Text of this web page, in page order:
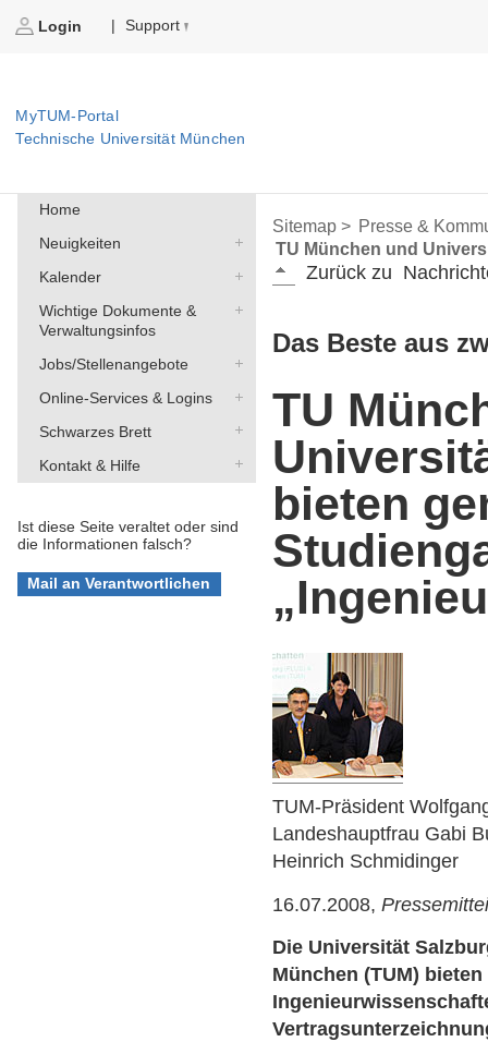
Login | Support
MyTUM-Portal
Technische Universität München
Home
Neuigkeiten
Kalender
Wichtige Dokumente &
Verwaltungsinfos
Jobs/Stellenangebote
Online-Services & Logins
Schwarzes Brett
Kontakt & Hilfe
Ist diese Seite veraltet oder sind
die Informationen falsch?
Sitemap > Presse &
TU München und
Zurück zu
Das Beste aus
TU
bieten
TUM-Präsident
Landeshauptfrau Gabi
Heinrich Schmidinger
16.07.2008,
Die Universität
München (TUM)